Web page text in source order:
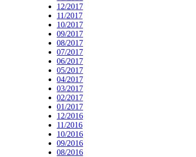
12/2017
11/2017
10/2017
09/2017
08/2017
07/2017
06/2017
05/2017
04/2017
03/2017
02/2017
01/2017
12/2016
11/2016
10/2016
09/2016
08/2016